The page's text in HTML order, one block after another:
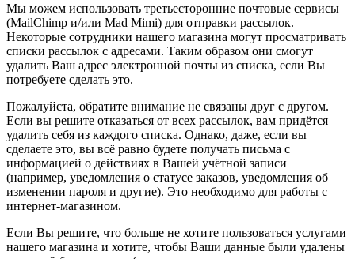
Мы можем использовать третьесторонние почтовые сервисы
(MailChimp и/или Mad Mimi) для отправки рассылок.
Некоторые сотрудники нашего магазина могут просматривать
списки рассылок с адресами. Таким образом они смогут
удалить Ваш адрес электронной почты из списка, если Вы
потребуете сделать это.
Пожалуйста, обратите внимание не связаны друг с другом.
Если вы решите отказаться от всех рассылок, вам придётся
удалить себя из каждого списка. Однако, даже, если вы
сделаете это, вы всё равно будете получать письма с
информацией о действиях в Вашей учётной записи
(например, уведомления о статусе заказов, уведомления об
изменении пароля и другие). Это необходимо для работы с
интернет-магазином.
Если Вы решите, что больше не хотите пользоваться услугами
нашего магазина и хотите, чтобы Ваши данные были удалены